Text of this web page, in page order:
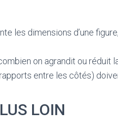
les dimensions d’une
on agrandit ou réduit
entre les côtés)
LOIN